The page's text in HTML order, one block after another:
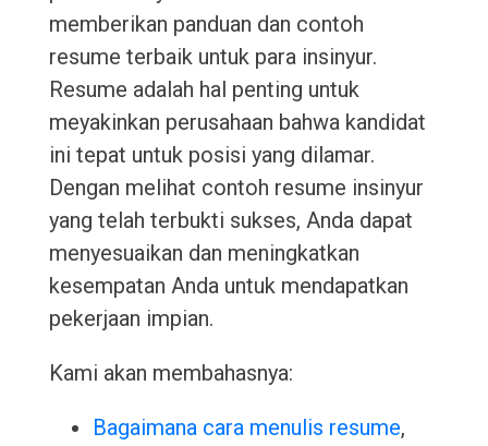
memberikan panduan dan contoh
resume terbaik untuk para insinyur.
Resume adalah hal penting untuk
meyakinkan perusahaan bahwa kandidat
ini tepat untuk posisi yang dilamar.
Dengan melihat contoh resume insinyur
yang telah terbukti sukses, Anda dapat
menyesuaikan dan meningkatkan
kesempatan Anda untuk mendapatkan
pekerjaan impian.
Kami akan membahasnya:
Bagaimana cara menulis resume,